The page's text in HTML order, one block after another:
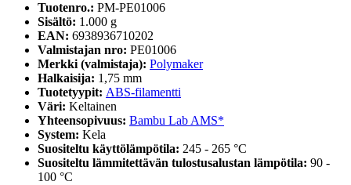
Tuotenro.: PM-PE01006
Sisältö: 1.000 g
EAN: 6938936710202
Valmistajan nro: PE01006
Merkki (valmistaja): Polymaker
Halkaisija: 1,75 mm
Tuotetyypit: ABS-filamentti
Väri: Keltainen
Yhteensopivuus: Bambu Lab AMS*
System: Kela
Suositeltu käyttölämpötila: 245 - 265 °C
Suositeltu lämmitettävän tulostusalustan lämpötila: 90 -
100 °C